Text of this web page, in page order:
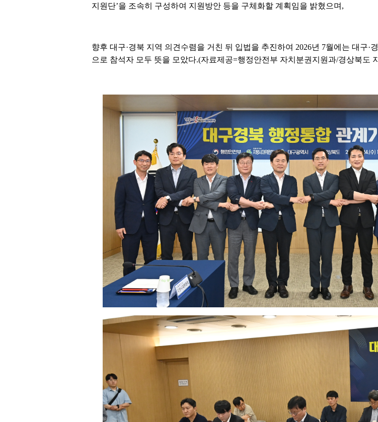
지원단’을 조속히 구성하여 지원방안 등을 구체화할 계획임을 밝혔으며,
향후 대구·경북 지역 의견수렴을 거친 뒤 입법을 추진하여 2026년 7월에는 대구
으로 참석자 모두 뜻을 모았다.(자료제공=행정안전부 자치분권지원과/경상북도